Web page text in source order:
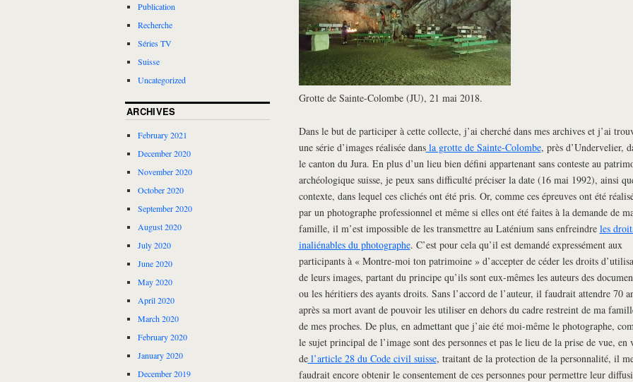
Grotte de Sainte-Colombe (JU), 21 mai 2018.
Dans le but de participer à cette collecte, j’ai cherché dans mes archives et j’ai
une série d’images réalisée dansla grotte de Sainte-Colombe, près d’Undervelier,
le canton du Jura. En plus d’un lieu bien défini appartenant sans conteste au
archéologique suisse, je peux sans difficulté préciser la date (16 mai 1992), ainsi
contexte, dans lequel ces clichés ont été pris. Or, comme ces épreuves ont été
par un photographe professionnel et même si elles ont été faites à la demande de
famille, il m’est impossible de les transmettre au Laténium sans enfreindre les
inaliénables du photographe. C’est pour cela qu’il est demandé expressément aux
participants à « Montre-moi ton patrimoine » d’accepter de céder les droits
de leurs images, partant du principe qu’ils sont eux-mêmes les auteurs des
ou les héritiers des ayants droits. Sans l’accord de l’auteur, il faudrait attendre 70
après sa mort avant de pouvoir les utiliser en dehors du cadre restreint de ma
de mes proches. De plus, en admettant que j’aie été moi-même le photographe,
le sujet principal de l’image sont des personnes et pas le lieu de la prise de vue, en
del’article 28 du Code civil suisse, traitant de la protection de la personnalité, il
faudrait encore obtenir le consentement de ces personnes pour permettre leur
Publication
Recherche
Séries TV
Suisse
Uncategorized
ARCHIVES
February 2021
December 2020
November 2020
October 2020
September 2020
August 2020
July 2020
June 2020
May 2020
April 2020
March 2020
February 2020
January 2020
December 2019